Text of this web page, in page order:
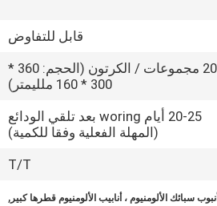
قابل للتفاوض
200 مجموعات / الكرتون (الحجم: 360 *
300 * 160 ملليمتر)
20-25 أيام woring بعد تلقي الودائع
(المهلة الفعلية وفقا للكمية)
T/T
أنبوب سبائك الألومنيوم ، أنابيب الألومنيوم قطرها كبير ,